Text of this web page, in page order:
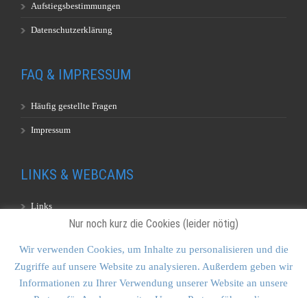
Aufstiegsbestimmungen
Datenschutzerklärung
FAQ & IMPRESSUM
Häufig gestellte Fragen
Impressum
LINKS & WEBCAMS
Links
KONTAKT & SITEMAP
Nur noch kurz die Cookies (leider nötig)
Wir verwenden Cookies, um Inhalte zu personalisieren und die
Zugriffe auf unsere Website zu analysieren. Außerdem geben wir
Informationen zu Ihrer Verwendung unserer Website an unsere